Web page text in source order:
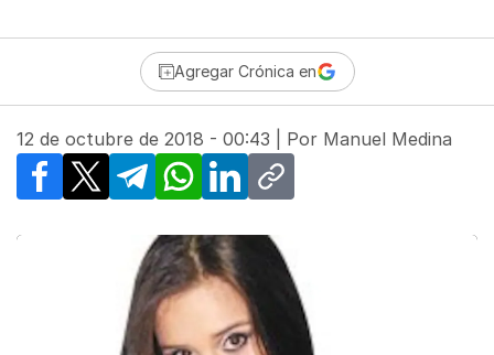
Agregar Crónica en
12 de octubre de 2018 - 00:43 | Por Manuel Medina
Facebook
X TelegramWhatsApp
LinkedInCopy link